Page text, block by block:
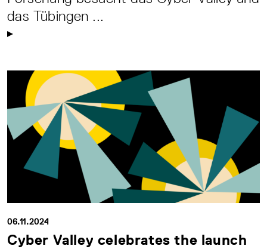
das Tübingen ...
06.11.2024
Cyber Valley celebrates the launch